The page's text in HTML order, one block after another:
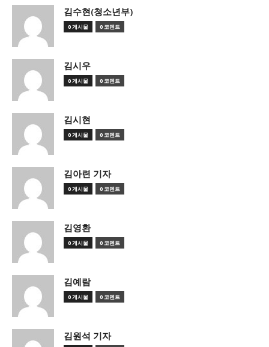
김수현(청소년부)
0 게시물 0 코멘트
김시우
0 게시물 0 코멘트
김시현
0 게시물 0 코멘트
김아련 기자
0 게시물 0 코멘트
김영환
0 게시물 0 코멘트
김예람
0 게시물 0 코멘트
김원석 기자